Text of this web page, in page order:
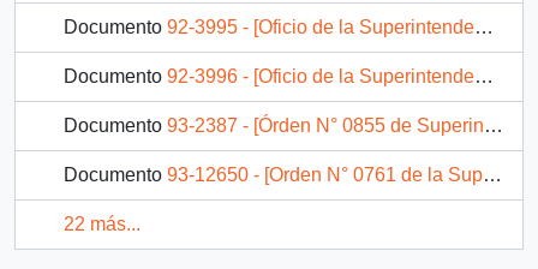
Documento 92-3995 - [Oficio de la Superintendencia de Administradoras de Fondos de Pensiones referente a bonos y aguinaldos]
Documento 92-3996 - [Oficio de la Superintendencia de Administradoras de Fondos de Pensiones dirigido al Jefe de Gabinete Presidencial]
Documento 93-2387 - [Órden N° 0855 de Superintendencia de Administradoras de Fondos de Pensiones]
Documento 93-12650 - [Orden N° 0761 de la Superintendencia de Administradoras de Fondos de Pensiones]
22 más...